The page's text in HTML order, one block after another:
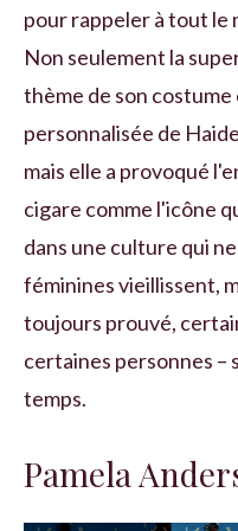
pour rappeler à tout le
Non seulement la
thème de son
personnalisée de
mais elle a provoqué
cigare comme l'icône
dans une culture qui
féminines vieillissent,
toujours prouvé,
certaines personnes –
temps.
Pamela